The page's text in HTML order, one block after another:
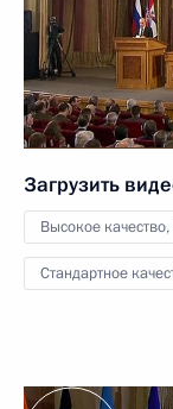
Загрузить
Высокое качество,
Стандартное